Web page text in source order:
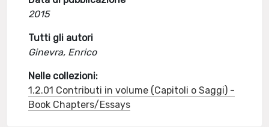
2015
Tutti gli autori
Ginevra, Enrico
Nelle collezioni:
1.2.01 Contributi in volume (Capitoli o Saggi) -
Book Chapters/Essays